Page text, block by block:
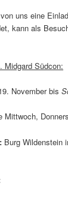
uns eine
kann als
Midgard Südcon:
November bis
Mittwoch,
Burg Wildenstein